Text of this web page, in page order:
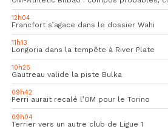
12h04
Francfort s’agace dans le dossier Wahi
11h13
Longoria dans la tempête à River Plate
10h25
Gautreau valide la piste Bulka
09h42
Perri aurait recalé l’OM pour le Torino
09h04
Terrier vers un autre club de Ligue 1